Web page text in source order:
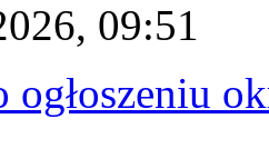
09:51